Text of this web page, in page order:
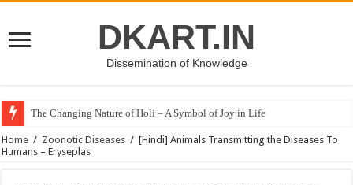
DKART.IN
Dissemination of Knowledge
The Changing Nature of Holi – A Symbol of Joy in Life
Home / Zoonotic Diseases / [Hindi] Animals Transmitting the Diseases To
Humans – Eryseplas